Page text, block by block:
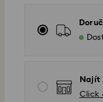
Najít
Click